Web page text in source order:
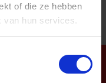
of die ze hebben
van hun services.